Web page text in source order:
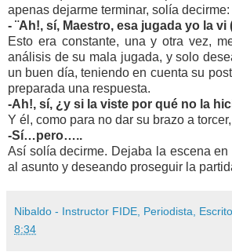
apenas dejarme terminar, solía decirme:
- ¨Ah!, sí, Maestro, esa jugada yo la
Esto era constante, una y otra vez,
análisis de su mala jugada, y solo
un buen día, teniendo en cuenta su
preparada una respuesta.
-Ah!, sí, ¿y si la viste por qué no la
Y él, como para no dar su brazo a
-Sí…pero…..
Así solía decirme. Dejaba la escena
al asunto y deseando proseguir la
Nibaldo - Instructor FIDE, Periodista,
8:34